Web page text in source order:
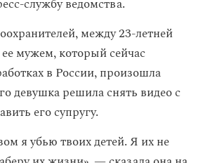
службу ведомства.
между 23-летней
мужем, который сейчас
в России, произошла
девушка решила снять видео с
его супругу.
я убью твоих детей. Я их не